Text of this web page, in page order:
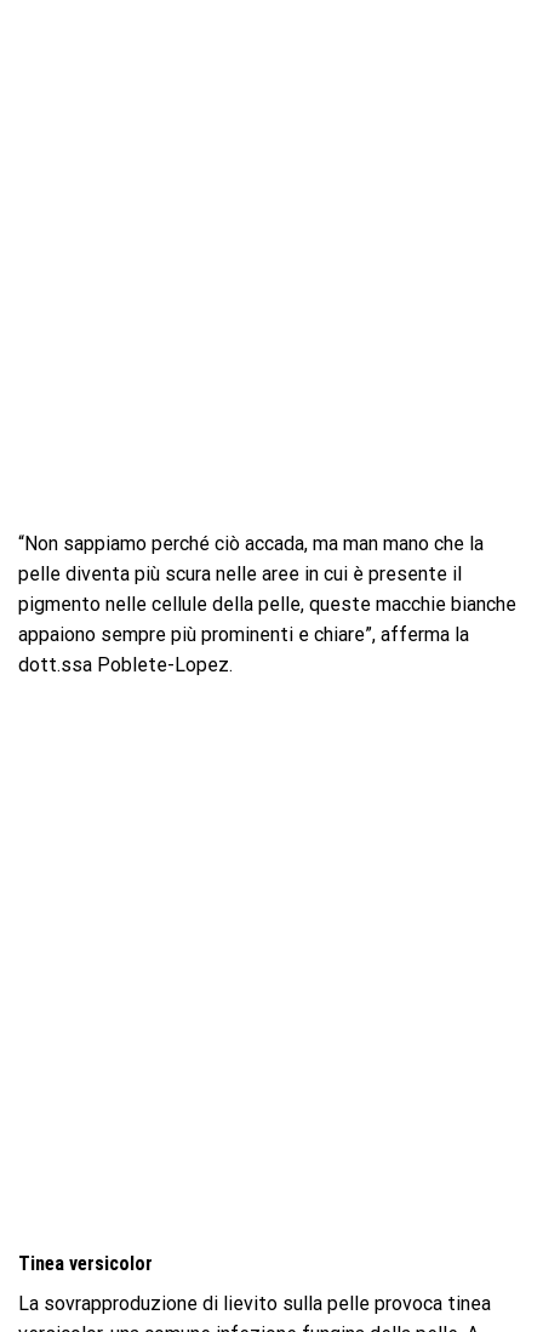
“Non sappiamo perché ciò accada, ma man mano che la
pelle diventa più scura nelle aree in cui è presente il
pigmento nelle cellule della pelle, queste macchie bianche
appaiono sempre più prominenti e chiare”, afferma la
dott.ssa Poblete-Lopez.
Tinea versicolor
La sovrapproduzione di lievito sulla pelle provoca tinea